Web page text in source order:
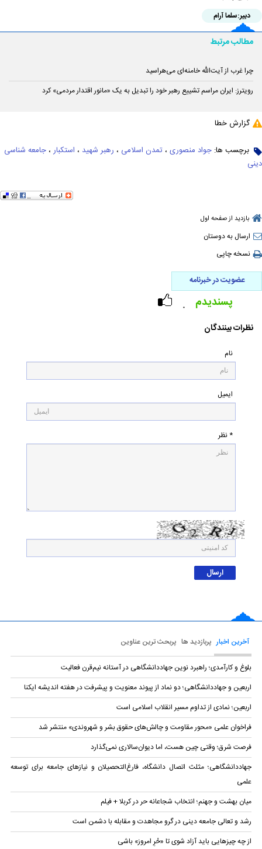
دبیر:سلما آرام
مطالب مرتبط
چرا غرب از آیت‌الله خامنه‌ای می‌هراسید
رویترز: ایران مراسم تشییع رهبر خود را تبدیل به یک «مانور اقتدار مردمی» کرد
گزارش خطا
برچسب ها: جواد منصوری ، تمدن اسلامی ، رهبر شهید ، استکبار ، جامعه شناسی
دینی
بازدید از صفحه اول
ارسال به دوستان
نسخه چاپی
عضویت در خبرنامه
۰ پسندیدم
نظرات بینندگان
نام
ایمیل
* نظر
آخرین اخبار پربازدید ها پربحث ترین عناوین
بلوغ و کارآمدی؛ راهبرد نوین جهاددانشگاهی در آستانه نیم‌قرن فعالیت
اربعین و جهاددانشگاهی؛ دو نماد از پیوند معنویت و پیشرفت در هفته اندیشه ایکنا
اربعین؛ نمادی از تداوم مسیر انقلاب اسلامی است
فراخوان علمی «محور مقاومت و چالش‌های حقوق بشر و شهروندی» منتشر شد
فرصت شرق؛ وقتی چین هست، اما دیوان‌سالاری نمی‌گذارد
جهاددانشگاهی؛ مثلث اتصال دانشگاه، فارغ‌التحصیلان و نیازهای جامعه برای توسعه
علمی
میان بهشت و جهنم؛ انتخاب شجاعانه حر در کربلا + فیلم
رشد و تعالی جامعه دینی در گرو مجاهدت و مقابله با دشمن است
از چه چیزهایی باید آزاد شوی تا «حُرِ امروز» باشی